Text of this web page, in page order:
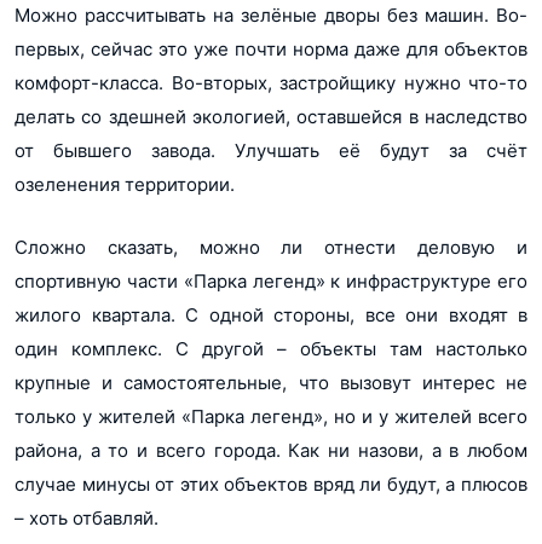
Можно рассчитывать на зелёные дворы без машин. Во-
первых, сейчас это уже почти норма даже для объектов
комфорт-класса. Во-вторых, застройщику нужно что-то
делать со здешней экологией, оставшейся в наследство
от бывшего завода. Улучшать её будут за счёт
озеленения территории.
Сложно сказать, можно ли отнести деловую и
спортивную части «Парка легенд» к инфраструктуре его
жилого квартала. С одной стороны, все они входят в
один комплекс. С другой – объекты там настолько
крупные и самостоятельные, что вызовут интерес не
только у жителей «Парка легенд», но и у жителей всего
района, а то и всего города. Как ни назови, а в любом
случае минусы от этих объектов вряд ли будут, а плюсов
– хоть отбавляй.